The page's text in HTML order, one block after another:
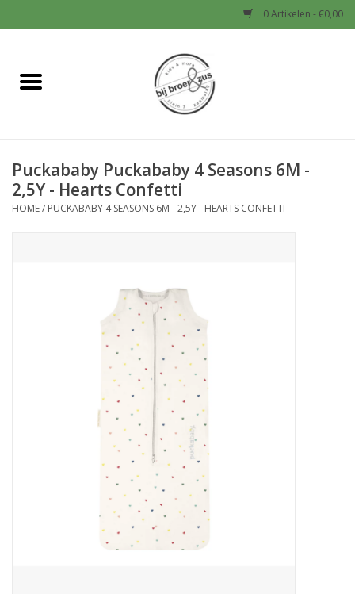
0 Artikelen - €0,00
Home
Baby
Jongens
Schoenen en Tassen
Puckababy Puckababy 4 Seasons 6M -
2,5Y - Hearts Confetti
HOME/ PUCKABABY 4 SEASONS 6M - 2,5Y - HEARTS CONFETTI